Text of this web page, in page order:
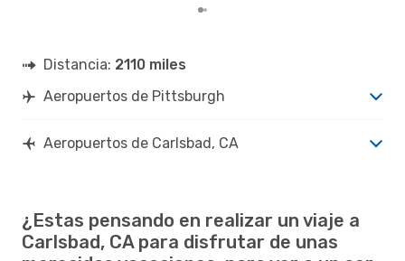
Distancia: 2110 miles
Aeropuertos de Pittsburgh
Aeropuertos de Carlsbad, CA
¿Estas pensando en realizar un viaje a
Carlsbad, CA para disfrutar de unas